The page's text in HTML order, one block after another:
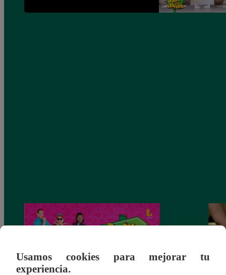
Usamos cookies para mejorar tu
experiencia.